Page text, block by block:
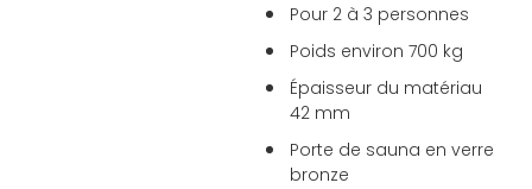
Pour 2 à 3 personnes
Poids environ 700 kg
Épaisseur du matériau
42 mm
Porte de sauna en verre
bronze